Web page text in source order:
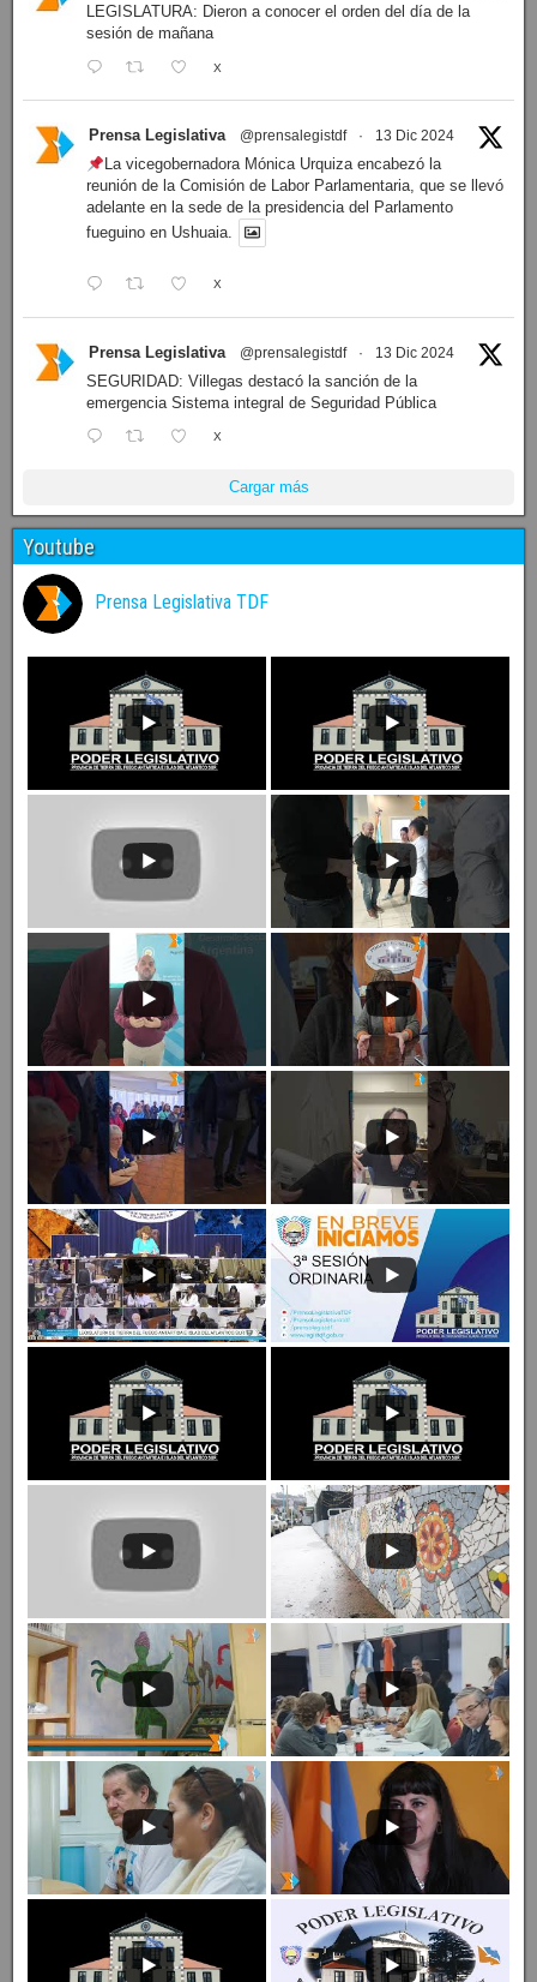
LEGISLATURA: Dieron a conocer el orden del día de la
sesión de mañana
X
Prensa Legislativa @prensalegistdf · 13 Dic 2024
La vicegobernadora Mónica Urquiza encabezó la
reunión de la Comisión de Labor Parlamentaria, que se llevó
adelante en la sede de la presidencia del Parlamento
fueguino en Ushuaia.
X
Prensa Legislativa @prensalegistdf · 13 Dic 2024
SEGURIDAD: Villegas destacó la sanción de la
emergencia Sistema integral de Seguridad Pública
X
Cargar más
Youtube
Prensa Legislativa TDF